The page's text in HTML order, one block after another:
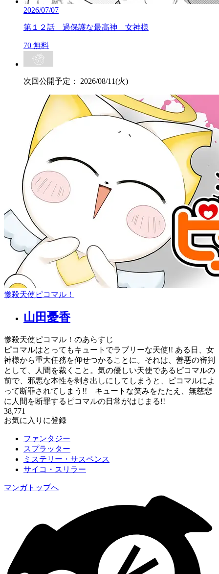
2026/07/07
第１２話 過保護な最高神 女神様
70 無料
次回公開予定： 2026/08/11(火)
惨殺天使ピコマル！
山田憂香
惨殺天使ピコマル！のあらすじ
ピコマルはとってもキュートでラブリーな天使!! ある日、女
神様から重大任務を仰せつかることに。それは、善悪の審判
として、人間を裁くこと。気の優しい天使であるピコマルの
前で、邪悪な本性を剥き出しにしてしまうと、ピコマルによ
って断罪されてしまう!! キュートな笑みをたたえ、無慈悲
に人間を断罪するピコマルの日常がはじまる!!
38,771
お気に入りに登録
ファンタジー
スプラッター
ミステリー・サスペンス
サイコ・スリラー
マンガトップへ